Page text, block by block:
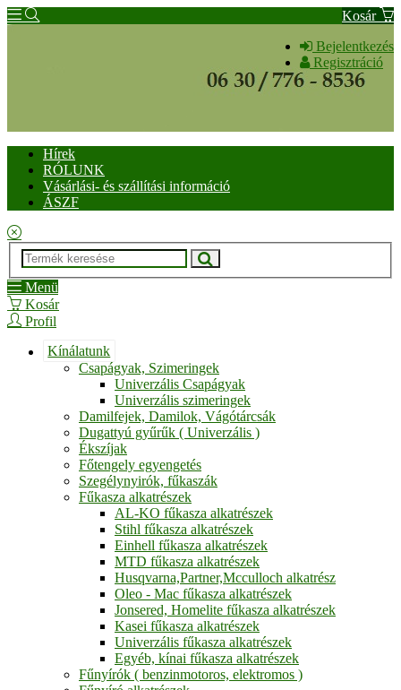
Kosár
Bejelentkezés
Regisztráció
Hírek
RÓLUNK
Vásárlási- és szállítási információ
ÁSZF
Menü
Kosár
Profil
Kínálatunk
Csapágyak, Szimeringek
Univerzális Csapágyak
Univerzális szimeringek
Damilfejek, Damilok, Vágótárcsák
Dugattyú gyűrűk ( Univerzális )
Ékszíjak
Főtengely egyengetés
Szegélynyirók, fűkaszák
Fűkasza alkatrészek
AL-KO fűkasza alkatrészek
Stihl fűkasza alkatrészek
Einhell fűkasza alkatrészek
MTD fűkasza alkatrészek
Husqvarna,Partner,Mcculloch alkatrész
Oleo - Mac fűkasza alkatrészek
Jonsered, Homelite fűkasza alkatrészek
Kasei fűkasza alkatrészek
Univerzális fűkasza alkatrészek
Egyéb, kínai fűkasza alkatrészek
Fűnyírók ( benzinmotoros, elektromos )